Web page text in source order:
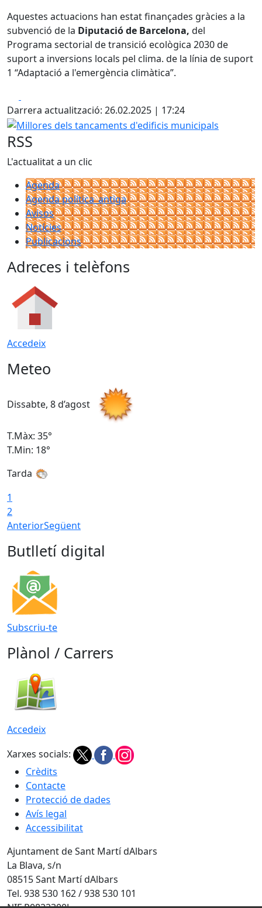
Aquestes actuacions han estat finançades gràcies a la
subvenció de la Diputació de Barcelona, del
Programa sectorial de transició ecològica 2030 de
suport a inversions locals pel clima. de la línia de suport
1 “Adaptació a l'emergència climàtica”.
Darrera actualització: 26.02.2025 | 17:24
Millores dels tancaments d'edificis municipals
RSS
L'actualitat a un clic
Agenda
Agenda política_antiga
Avisos
Notícies
Publicacions
Adreces i telèfons
Accedeix
Meteo
Dissabte, 8 d’agost
T.Màx: 35°
T.Min: 18°
Tarda
1
2
AnteriorSegüent
Butlletí digital
Subscriu-te
Plànol / Carrers
Accedeix
Xarxes socials:
Crèdits
Contacte
Protecció de dades
Avís legal
Accessibilitat
Ajuntament de Sant Martí dAlbars
La Blava, s/n
08515 Sant Martí dAlbars
Tel. 938 530 162 / 938 530 101